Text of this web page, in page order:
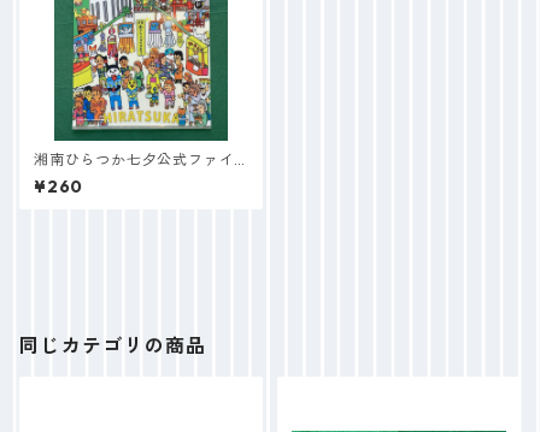
湘南ひらつか七夕公式ファイ
ル
¥260
同じカテゴリの商品